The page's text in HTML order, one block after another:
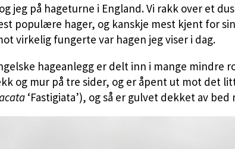
jeg på hageturne i England. Vi rakk over et
populære hager, og kanskje mest kjent for
virkelig fungerte var hagen jeg viser i dag.
hageanlegg er delt inn i mange
og mur på tre sider, og er åpent ut mot
‘Fastigiata’), og så er gulvet dekket av